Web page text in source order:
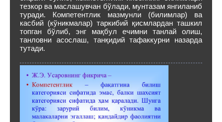
тезкор ва маслашувчан бўлади, мунтазам янгиланиб
туради. Компетентлик мазмунли (билимлар) ва
касбий (кўникмалар) таркибий қисмлардан ташкил
топган бўлиб, энг мақбул ечимни танлай олиш,
танловни асослаш, танқидий тафаккурни назарда
тутади.